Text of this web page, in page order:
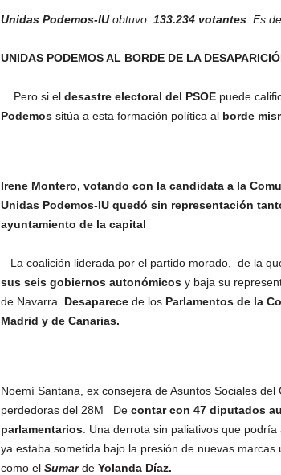
Unidas Podemos-IUobtuvo 133.234 votantes. Es
UNIDAS PODEMOS AL BORDE DE LA
Pero si el desastre electoral del PSOEpuede
Podemossitúa a esta formación política al borde
Irene Montero, votando con la candidata a la
Unidas Podemos-IU quedó sin representación
ayuntamiento de la capital
La coalición liderada por el partido morado, de la
sus seis gobiernos autonómicosy baja su
de Navarra. Desaparecede losParlamentos de la
Madrid y de Canarias.
Noemí Santana, ex consejera de Asuntos Sociales
perdedoras del 28M De contar con 47 diputados
parlamentarios. Una derrota sin paliativos que
ya estaba sometida bajo la presión de nuevas marcas
como el Sumarde Yolanda Díaz.